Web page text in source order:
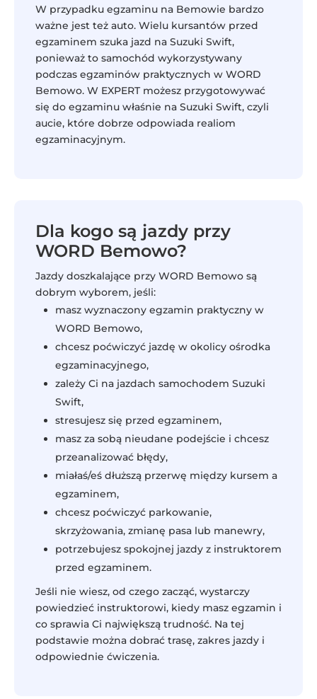
W przypadku egzaminu na Bemowie bardzo
ważne jest też auto. Wielu kursantów przed
egzaminem szuka jazd na Suzuki Swift,
ponieważ to samochód wykorzystywany
podczas egzaminów praktycznych w WORD
Bemowo. W EXPERT możesz przygotowywać
się do egzaminu właśnie na Suzuki Swift, czyli
aucie, które dobrze odpowiada realiom
egzaminacyjnym.
Dla kogo są jazdy przy
WORD Bemowo?
Jazdy doszkalające przy WORD Bemowo są
dobrym wyborem, jeśli:
masz wyznaczony egzamin praktyczny w
WORD Bemowo,
chcesz poćwiczyć jazdę w okolicy ośrodka
egzaminacyjnego,
zależy Ci na jazdach samochodem Suzuki
Swift,
stresujesz się przed egzaminem,
masz za sobą nieudane podejście i chcesz
przeanalizować błędy,
miałaś/eś dłuższą przerwę między kursem a
egzaminem,
chcesz poćwiczyć parkowanie,
skrzyżowania, zmianę pasa lub manewry,
potrzebujesz spokojnej jazdy z instruktorem
przed egzaminem.
Jeśli nie wiesz, od czego zacząć, wystarczy
powiedzieć instruktorowi, kiedy masz egzamin i
co sprawia Ci największą trudność. Na tej
podstawie można dobrać trasę, zakres jazdy i
odpowiednie ćwiczenia.